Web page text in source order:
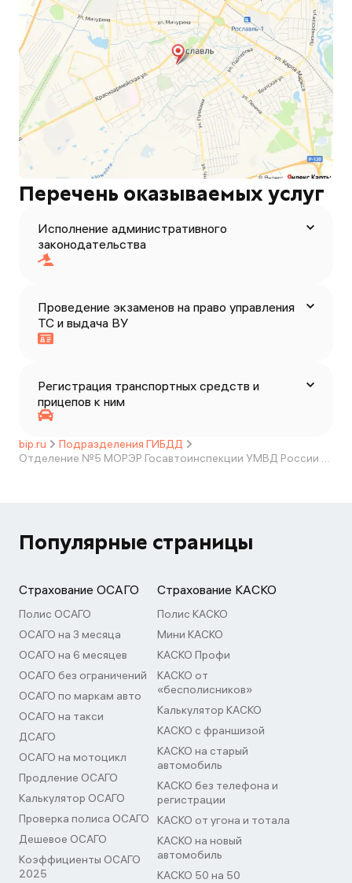
Перечень оказываемых услуг
Исполнение административного
законодательства
Проведение экзаменов на право управления
ТС и выдача ВУ
Регистрация транспортных средств и
прицепов к ним
bip.ru
Подразделения ГИБДД
Отделение №5 МОРЭР Госавтоинспекции УМВД России по Смоленской области
Популярные страницы
Страхование ОСАГО
Полис ОСАГО
ОСАГО на 3 месяца
ОСАГО на 6 месяцев
ОСАГО без ограничений
ОСАГО по маркам авто
ОСАГО на такси
ДСАГО
ОСАГО на мотоцикл
Продление ОСАГО
Калькулятор ОСАГО
Проверка полиса ОСАГО
Дешевое ОСАГО
Коэффициенты ОСАГО
2025
Страхование КАСКО
Полис КАСКО
Мини КАСКО
КАСКО Профи
КАСКО от
«бесполисников»
Калькулятор КАСКО
КАСКО с франшизой
КАСКО на старый
автомобиль
КАСКО без телефона и
регистрации
КАСКО от угона и тотала
КАСКО на новый
автомобиль
КАСКО 50 на 50